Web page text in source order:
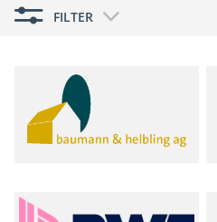
FILTER
- Alle -
Baumaterialien & Dämmstoffe
Fenster, Türen, Tore & Treppen
Nachhaltiges Bauen